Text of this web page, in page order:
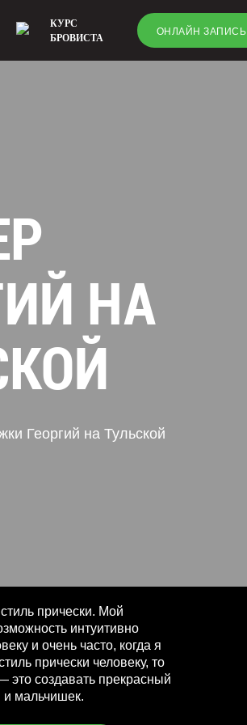
КУРС
БРОВИСТА
ОНЛАЙН ЗАПИСЬ
НА
Георгий на Тульской
прически. Мой
интуитивно
и очень часто, когда я
прически человеку, то
это создавать прекрасный
мальчишек.